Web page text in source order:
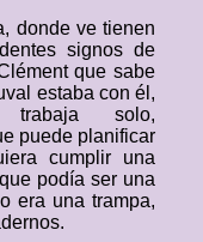
donde ve tienen
signos de
que sabe
estaba con él,
trabaja solo,
puede planificar
cumplir una
podía ser una
era una trampa,